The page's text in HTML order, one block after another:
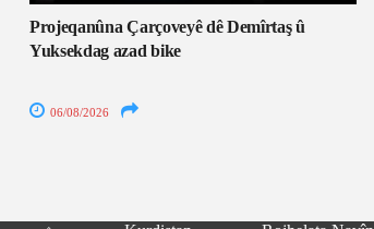
Projeqanûna Çarçoveyê dê Demîrtaş û
Yuksekdag azad bike
06/08/2026